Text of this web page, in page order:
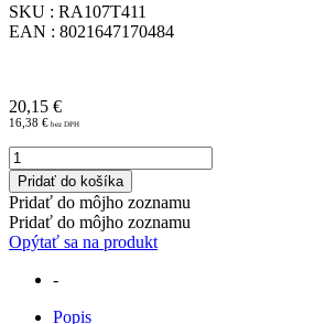
SKU : RA107T411
EAN : 8021647170484
20,15 €
16,38 €
množstvo
ATLAS
Filter
MEDIUM
3P-
AFO-
SX-
3/4"
Pridať do košíka
Pridať do môjho zoznamu
Pridať do môjho zoznamu
Opýtať sa na produkt
-
Popis